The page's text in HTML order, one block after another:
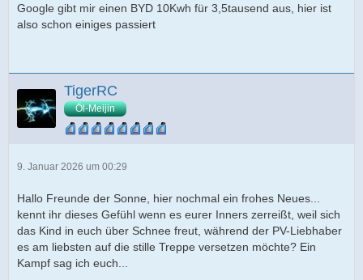
Google gibt mir einen BYD 10Kwh für 3,5tausend aus, hier ist
also schon einiges passiert
TigerRC
Öl-Meijin
9. Januar 2026 um 00:29
Hallo Freunde der Sonne, hier nochmal ein frohes Neues...
kennt ihr dieses Gefühl wenn es eurer Inners zerreißt, weil sich
das Kind in euch über Schnee freut, während der PV-Liebhaber
es am liebsten auf die stille Treppe versetzen möchte? Ein
Kampf sag ich euch...